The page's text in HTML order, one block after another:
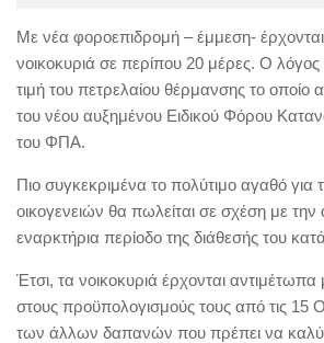
Με νέα φοροεπιδρομή – έμμεση-
νοικοκυριά σε περίπου 20 μέρες. Ο λόγος
τιμή του πετρελαίου θέρμανσης το οποίο
του νέου αυξημένου Ειδικού Φόρου
του ΦΠΑ.
Πιο συγκεκριμένα το πολύτιμο αγαθό για
οικογενειών θα πωλείται σε σχέση με την
εναρκτήρια περίοδο της διάθεσής του
Έτσι, τα νοικοκυριά έρχονται
στους προϋπολογισμούς τους από τις 15
των άλλων δαπανών που πρέπει να